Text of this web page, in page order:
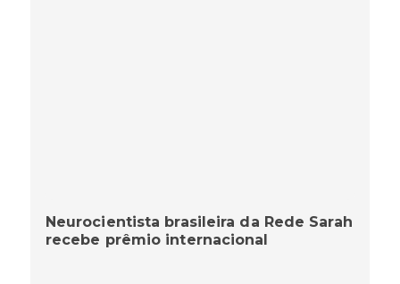
Neurocientista brasileira da Rede Sarah
recebe prêmio internacional